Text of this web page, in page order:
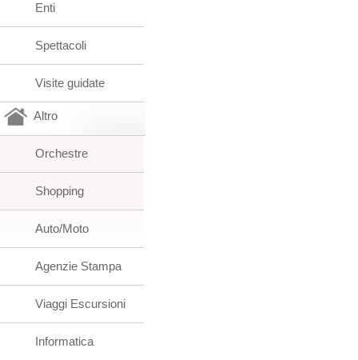
Enti
Spettacoli
Visite guidate
Altro
Orchestre
Shopping
Auto/Moto
Agenzie Stampa
Viaggi Escursioni
Informatica